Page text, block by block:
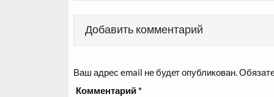
Добавить комментарий
Ваш адрес email не будет опубликован.
Комментарий*